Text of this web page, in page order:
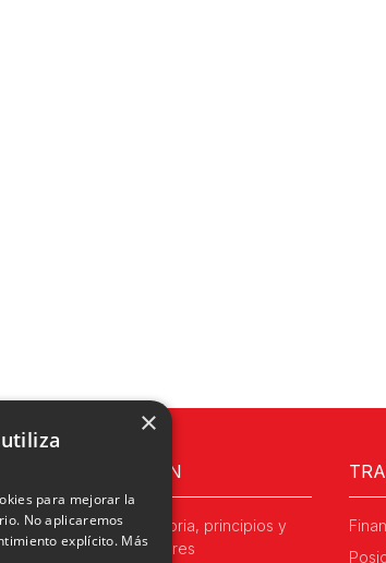
UPN
Historia, principios y
valores
×
para mejorar la
No aplicaremos
explícito. Más